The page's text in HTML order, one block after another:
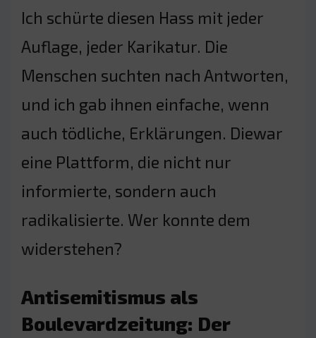
Ich schürte diesen Hass mit jeder
Auflage, jeder Karikatur. Die
Menschen suchten nach Antworten,
und ich gab ihnen einfache, wenn
auch tödliche, Erklärungen. Diewar
eine Plattform, die nicht nur
informierte, sondern auch
radikalisierte. Wer konnte dem
widerstehen?
Antisemitismus als
Boulevardzeitung: Der